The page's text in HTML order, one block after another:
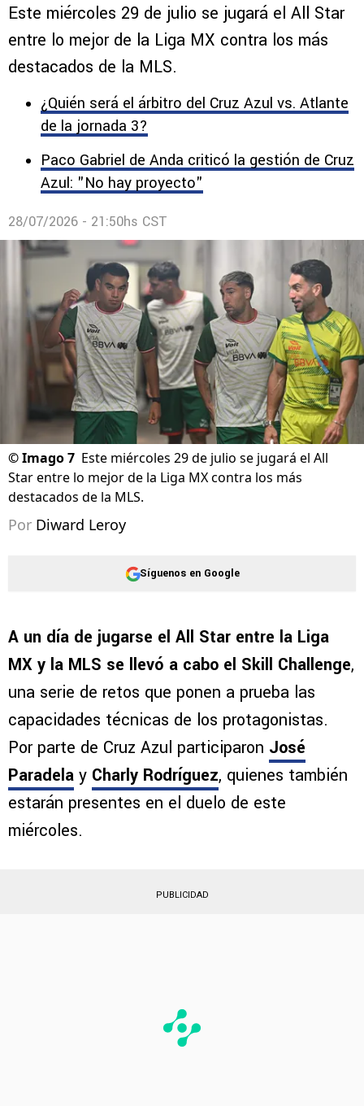
Este miércoles 29 de julio se jugará el All Star
entre lo mejor de la Liga MX contra los más
destacados de la MLS.
¿Quién será el árbitro del Cruz Azul vs. Atlante
de la jornada 3?
Paco Gabriel de Anda criticó la gestión de Cruz
Azul: "No hay proyecto"
28/07/2026 - 21:50hs CST
©Imago 7 Este miércoles 29 de julio se jugará el All
Star entre lo mejor de la Liga MX contra los más
destacados de la MLS.
Por Diward Leroy
Síguenos en Google
A un día de jugarse el All Star entre la Liga
MX y la MLS se llevó a cabo el Skill Challenge,
una serie de retos que ponen a prueba las
capacidades técnicas de los protagonistas.
Por parte de Cruz Azul participaron José
Paradela y Charly Rodríguez, quienes también
estarán presentes en el duelo de este
miércoles.
PUBLICIDAD